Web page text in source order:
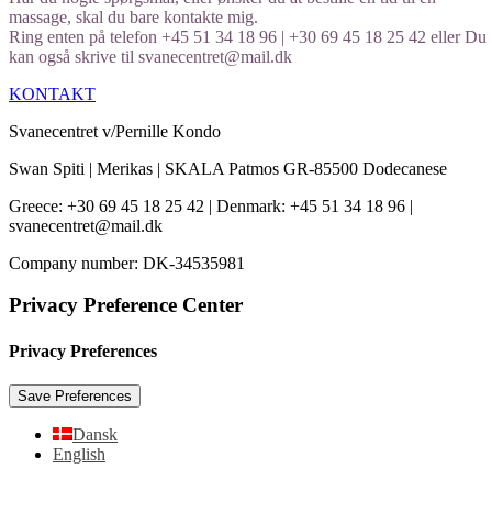
massage, skal du bare kontakte mig.
Ring enten på telefon +45 51 34 18 96 | +30 69 45 18 25 42 eller Du
kan også skrive til svanecentret@mail.dk
KONTAKT
Svanecentret v/Pernille Kondo
Swan Spiti | Merikas | SKALA Patmos GR-85500 Dodecanese
Greece: +30 69 45 18 25 42 | Denmark: +45 51 34 18 96 |
svanecentret@mail.dk
Company number: DK-34535981
Privacy Preference Center
Privacy Preferences
Dansk
English